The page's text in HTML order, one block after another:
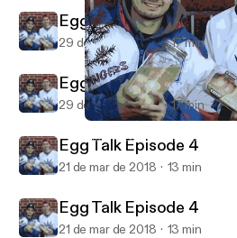
Mark Alexander Carles' Podcast
Egg Talk Episode 5
29 de mar de 2018 17 min
Egg Talk Episode 5
29 de mar de 2018 17 min
Egg Talk Episode 4
21 de mar de 2018 13 min
Egg Talk Episode 4
21 de mar de 2018 13 min